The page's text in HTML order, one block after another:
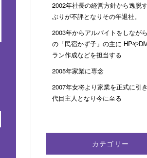
2002年社長の経営方針から逸脱
ぶりが不評となりその年退社。
2003年からアルバイトをしなが
の「民宿かず子」の主に HPや
ラン作成などを担当する
2005年家業に専念
2007年女将より家業を正式に引
代目主人となり今に至る
カテゴリー